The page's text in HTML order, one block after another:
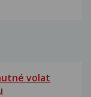
volat